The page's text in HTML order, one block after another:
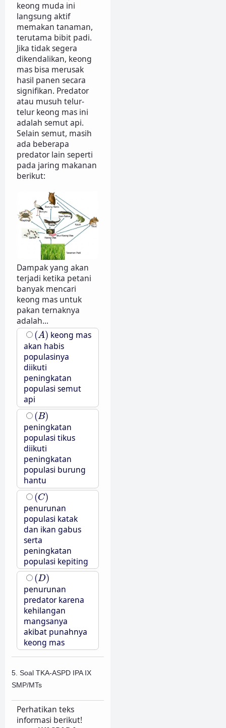
keong muda ini
langsung aktif
memakan tanaman,
terutama bibit padi.
Jika tidak segera
dikendalikan, keong
mas bisa merusak
hasil panen secara
signifikan. Predator
atau musuh telur-
telur keong mas ini
adalah semut api.
Selain semut, masih
ada beberapa
predator lain seperti
pada jaring makanan
berikut:
Dampak yang akan
terjadi ketika petani
banyak mencari
keong mas untuk
pakan ternaknya
adalah...
(A)
(A) keong mas
akan habis
populasinya
diikuti
peningkatan
populasi semut
api
(B)
(B)
peningkatan
populasi tikus
diikuti
peningkatan
populasi burung
hantu
(C)
(C)
penurunan
populasi katak
dan ikan gabus
serta
peningkatan
populasi kepiting
(D)
(D)
penurunan
predator karena
kehilangan
mangsanya
akibat punahnya
keong mas
5. Soal TKA-ASPD IPA IX
SMP/MTs
Perhatikan teks
informasi berikut!